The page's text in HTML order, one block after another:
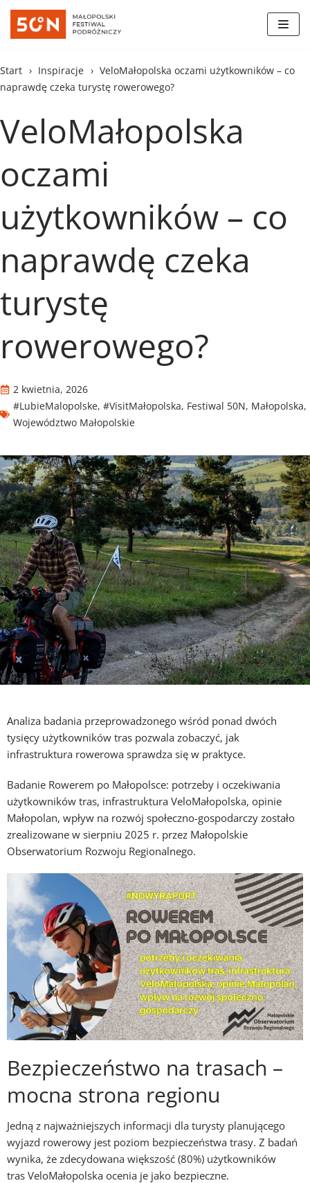
Skocz
treści
Start › Inspiracje › VeloMałopolska oczami użytkowników – co
naprawdę czeka turystę rowerowego?
VeloMałopolska
oczami
użytkowników – co
naprawdę czeka
turystę
rowerowego?
2 kwietnia, 2026
#LubieMalopolske, #VisitMałopolska, Festiwal 50N, Małopolska,
Województwo Małopolskie
Analiza badania przeprowadzonego wśród ponad dwóch
tysięcy użytkowników tras pozwala zobaczyć, jak
infrastruktura rowerowa sprawdza się w praktyce.
Badanie Rowerem po Małopolsce: potrzeby i oczekiwania
użytkowników tras, infrastruktura VeloMałopolska, opinie
Małopolan, wpływ na rozwój społeczno-gospodarczy zostało
zrealizowane w sierpniu 2025 r. przez Małopolskie
Obserwatorium Rozwoju Regionalnego.
Bezpieczeństwo na trasach –
mocna strona regionu
Jedną z najważniejszych informacji dla turysty planującego
wyjazd rowerowy jest poziom bezpieczeństwa trasy. Z badań
wynika, że zdecydowana większość (80%) użytkowników
tras VeloMałopolska ocenia je jako bezpieczne.